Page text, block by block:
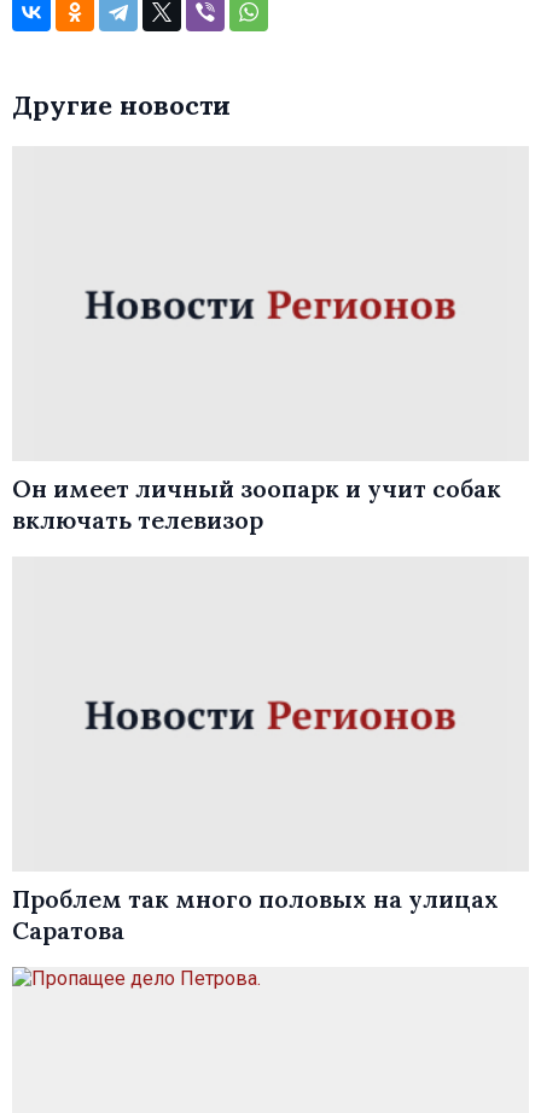
Другие новости
Он имеет личный зоопарк и учит собак
включать телевизор
Проблем так много половых на улицах
Саратова